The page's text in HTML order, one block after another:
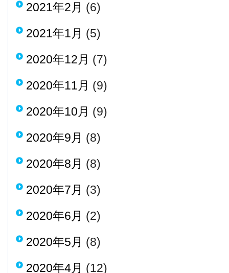
2021年2月 (6)
2021年1月 (5)
2020年12月 (7)
2020年11月 (9)
2020年10月 (9)
2020年9月 (8)
2020年8月 (8)
2020年7月 (3)
2020年6月 (2)
2020年5月 (8)
2020年4月 (12)